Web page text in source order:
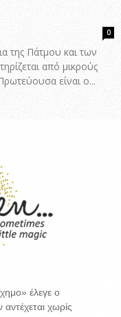
0
της Πάτμου και των
από μικρούς
είναι ο...
έλεγε ο
χωρίς